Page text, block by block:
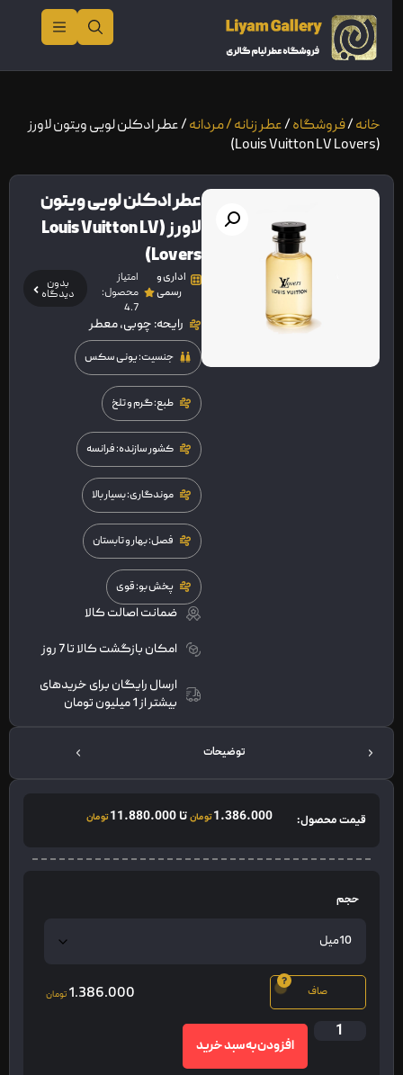
خانه/فروشگاه/عطر زنانه / مردانه/ عطر ادکلن لویی ویتون لاورز
عطر ادکلن لویی ویتون
لاورز (Louis Vuitton LV
Lovers)
اداری و
رسمی
امتیاز
محصول:
4.7
بدون
دیدگاه
رایحه: چوبی، معطر
جنسیت: یونی سکس
طبع: گرم و تلخ
کشور سازنده: فرانسه
موندگاری: بسیار بالا
فصل: بهار و تابستان
پخش بو: قوی
ضمانت اصالت کالا
امکان بازگشت کالا تا 7 روز
ارسال رایگان برای خریدهای
بیشتر از 1 میلیون تومان
توضیحات
قیمت محصول: 1.386.000تومانتا11.880.000تومان
حجم
صاف 1.386.000تومان
افزودن به سبد خرید